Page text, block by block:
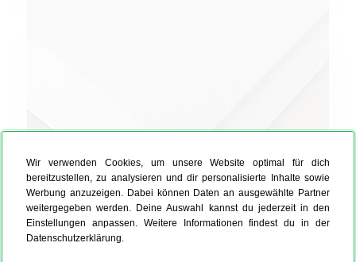
Wir verwenden Cookies, um unsere Website optimal für dich
bereitzustellen, zu analysieren und dir personalisierte Inhalte sowie
Werbung anzuzeigen. Dabei können Daten an ausgewählte Partner
weitergegeben werden. Deine Auswahl kannst du jederzeit in den
Einstellungen anpassen. Weitere Informationen findest du in der
Datenschutzerklärung.
Transparentpapier
Unser milchig-transparentes Feinpapier eignet sich